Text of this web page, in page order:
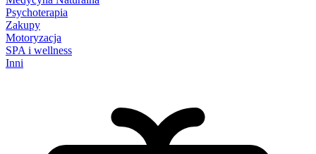
Psychoterapia
Zakupy
Motoryzacja
SPA i wellness
Inni